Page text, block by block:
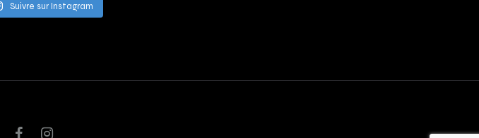
Suivre sur Instagram